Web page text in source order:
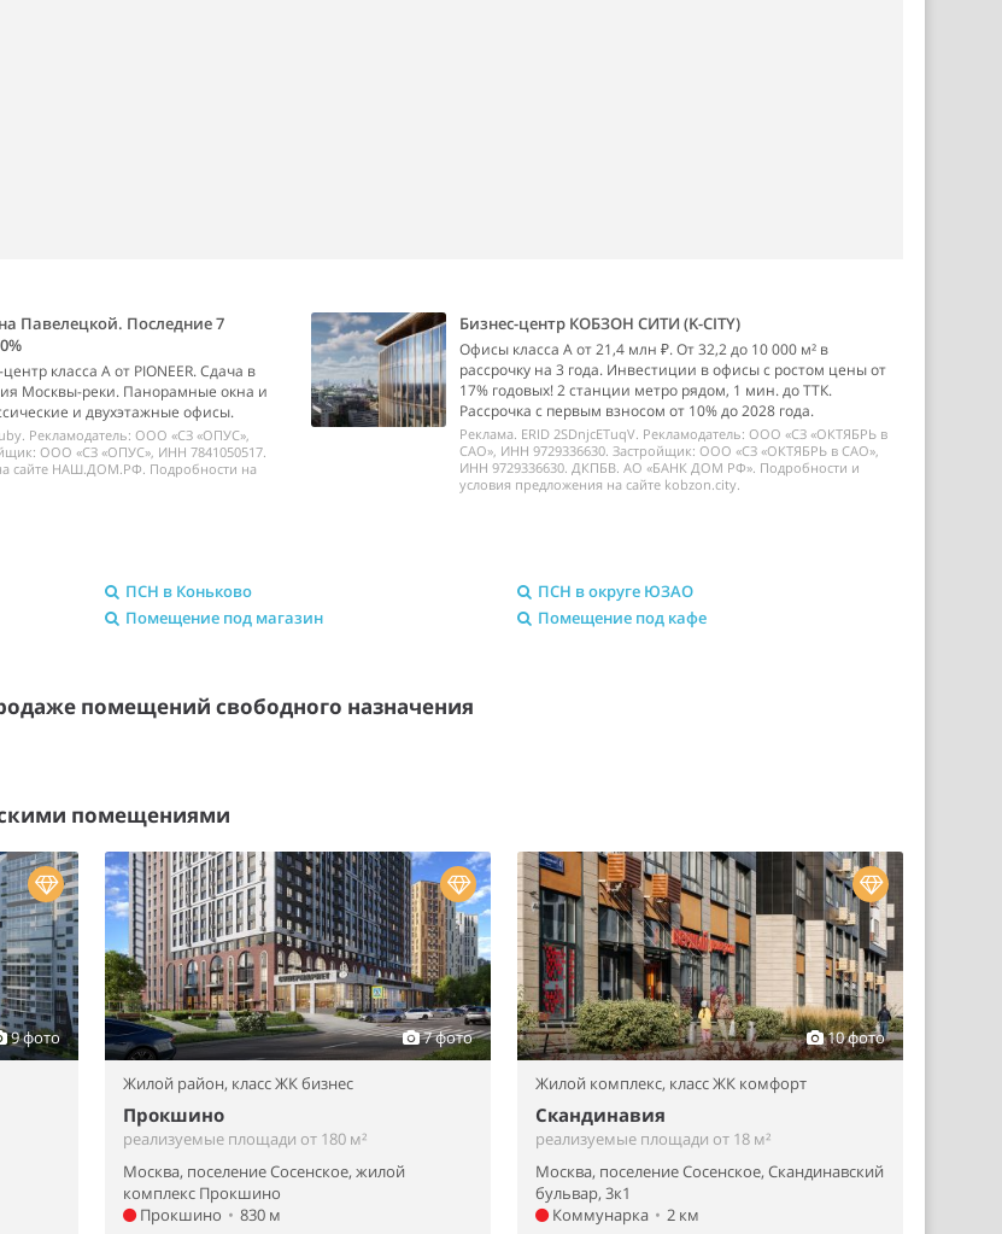
Павелецкой. Последние 7
класса А от PIONEER. Сдача в
Москвы-реки. Панорамные окна и
и двухэтажные офисы.
Рекламодатель: ООО «СЗ «ОПУС»,
ООО «СЗ «ОПУС», ИНН 7841050517.
сайте НАШ.ДОМ.РФ. Подробности на
Бизнес-центр КОБЗОН СИТИ (K-CITY)
Офисы класса А от 21,4 млн ₽. От 32,2 до 10 000 м² в
рассрочку на 3 года. Инвестиции в офисы с ростом цены от
17% годовых! 2 станции метро рядом, 1 мин. до ТТК.
Рассрочка с первым взносом от 10% до 2028 года.
Реклама. ERID 2SDnjcETuqV. Рекламодатель: ООО «СЗ «ОКТЯБРЬ в
САО», ИНН 9729336630. Застройщик: ООО «СЗ «ОКТЯБРЬ в САО»,
ИНН 9729336630. ДКПБВ. АО «БАНК ДОМ РФ». Подробности и
условия предложения на сайте kobzon.city.
ПСН в Коньково
ПСН в округе ЮЗАО
Помещение под магазин
Помещение под кафе
помещений свободного назначения
помещениями
9 фото 7 фото
Жилой район, класс ЖК бизнес
Прокшино
реализуемые площади от 180 м²
Москва, поселение Сосенское, жилой
комплекс Прокшино
Прокшино • 830 м
10 фото
Жилой комплекс, класс ЖК комфорт
Скандинавия
реализуемые площади от 18 м²
Москва, поселение Сосенское, Скандинавский
бульвар, 3к1
Коммунарка • 2 км